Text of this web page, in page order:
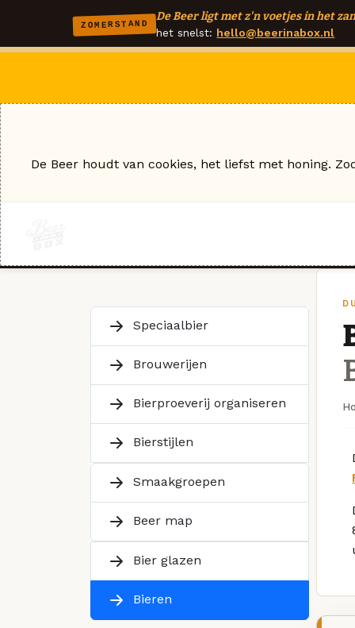
ZOMERSTAND
De Beer ligt met z'n voetjes in het
het snelst: hello@beerinabox.nl
Speciaalbier
Brouwerijen
Bierproeverij organiseren
Bierstijlen
Smaakgroepen
Beer map
Bier glazen
Bieren
De Beer houdt van cookies, het liefst met honing.